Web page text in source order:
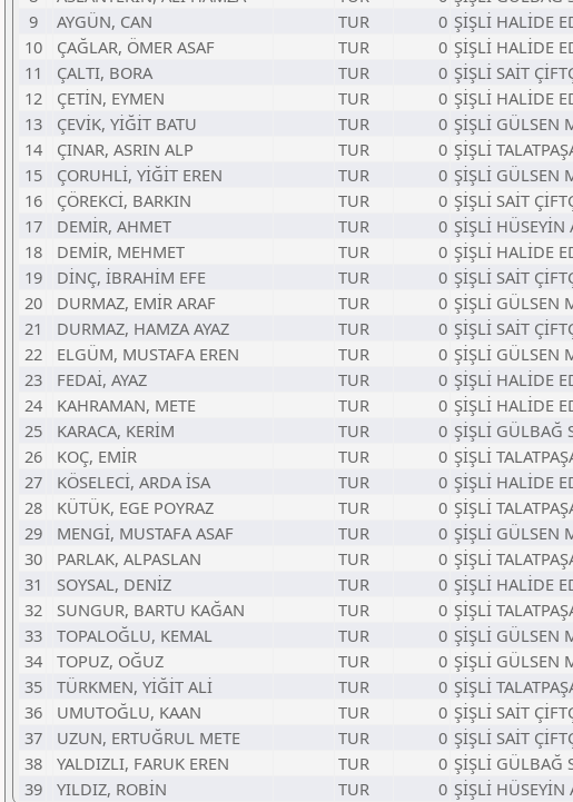
9
AYGÜN, CAN TUR 0 ŞİŞLİ HALİDE
10
ÇAĞLAR, ÖMER ASAF TUR 0 ŞİŞLİ HALİDE
11
ÇALTI, BORA TUR 0 ŞİŞLİ SAİT
12
ÇETİN, EYMEN TUR 0 ŞİŞLİ HALİDE
13
ÇEVİK, YİĞİT BATU TUR 0 ŞİŞLİ GÜLSEN
14
ÇINAR, ASRIN ALP TUR 0 ŞİŞLİ
15
ÇORUHLİ, YİĞİT EREN TUR 0 ŞİŞLİ GÜLSEN
16
ÇÖREKCİ, BARKIN TUR 0 ŞİŞLİ SAİT
17
DEMİR, AHMET TUR 0 ŞİŞLİ HÜSEYİN
18
DEMİR, MEHMET TUR 0 ŞİŞLİ HALİDE
19
DİNÇ, İBRAHİM EFE TUR 0 ŞİŞLİ SAİT
20
DURMAZ, EMİR ARAF TUR 0 ŞİŞLİ GÜLSEN
21
DURMAZ, HAMZA AYAZ TUR 0 ŞİŞLİ SAİT
22
ELGÜM, MUSTAFA EREN TUR 0 ŞİŞLİ GÜLSEN
23
FEDAİ, AYAZ TUR 0 ŞİŞLİ HALİDE
24
KAHRAMAN, METE TUR 0 ŞİŞLİ HALİDE
25
KARACA, KERİM TUR 0 ŞİŞLİ GÜLBAĞ
26
KOÇ, EMİR TUR 0 ŞİŞLİ
27
KÖSELECİ, ARDA İSA TUR 0 ŞİŞLİ HALİDE
28
KÜTÜK, EGE POYRAZ TUR 0 ŞİŞLİ
29
MENGİ, MUSTAFA ASAF TUR 0 ŞİŞLİ GÜLSEN
30
PARLAK, ALPASLAN TUR 0 ŞİŞLİ
31
SOYSAL, DENİZ TUR 0 ŞİŞLİ HALİDE
32
SUNGUR, BARTU KAĞAN TUR 0 ŞİŞLİ
33
TOPALOĞLU, KEMAL TUR 0 ŞİŞLİ GÜLSEN
34
TOPUZ, OĞUZ TUR 0 ŞİŞLİ GÜLSEN
35
TÜRKMEN, YİĞİT ALİ TUR 0 ŞİŞLİ
36
UMUTOĞLU, KAAN TUR 0 ŞİŞLİ SAİT
37
UZUN, ERTUĞRUL METE TUR 0 ŞİŞLİ SAİT
38
YALDIZLI, FARUK EREN TUR 0 ŞİŞLİ GÜLBAĞ
39
YILDIZ, ROBİN TUR 0 ŞİŞLİ HÜSEYİN